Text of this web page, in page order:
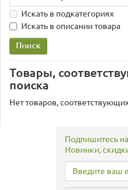
Искать в подкатегориях
Искать в описании товара
Товары,
поиска
Нет товаров,
Подпишитесь
Новинки,